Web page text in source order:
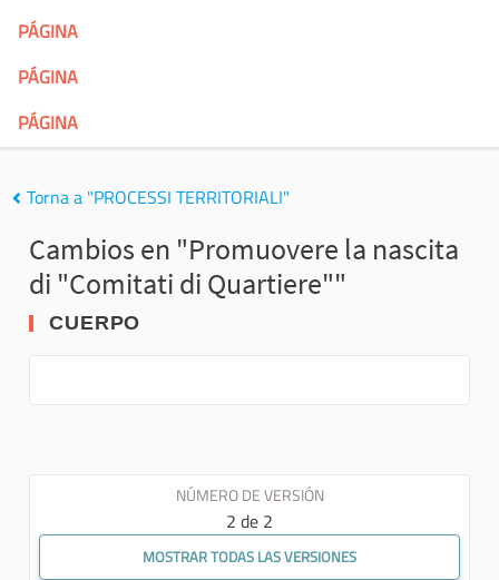
PÁGINA
PÁGINA
PÁGINA
Torna a "PROCESSI TERRITORIALI"
Cambios en "Promuovere la nascita
di "Comitati di Quartiere""
CUERPO
NÚMERO DE VERSIÓN
2 de 2
MOSTRAR TODAS LAS VERSIONES